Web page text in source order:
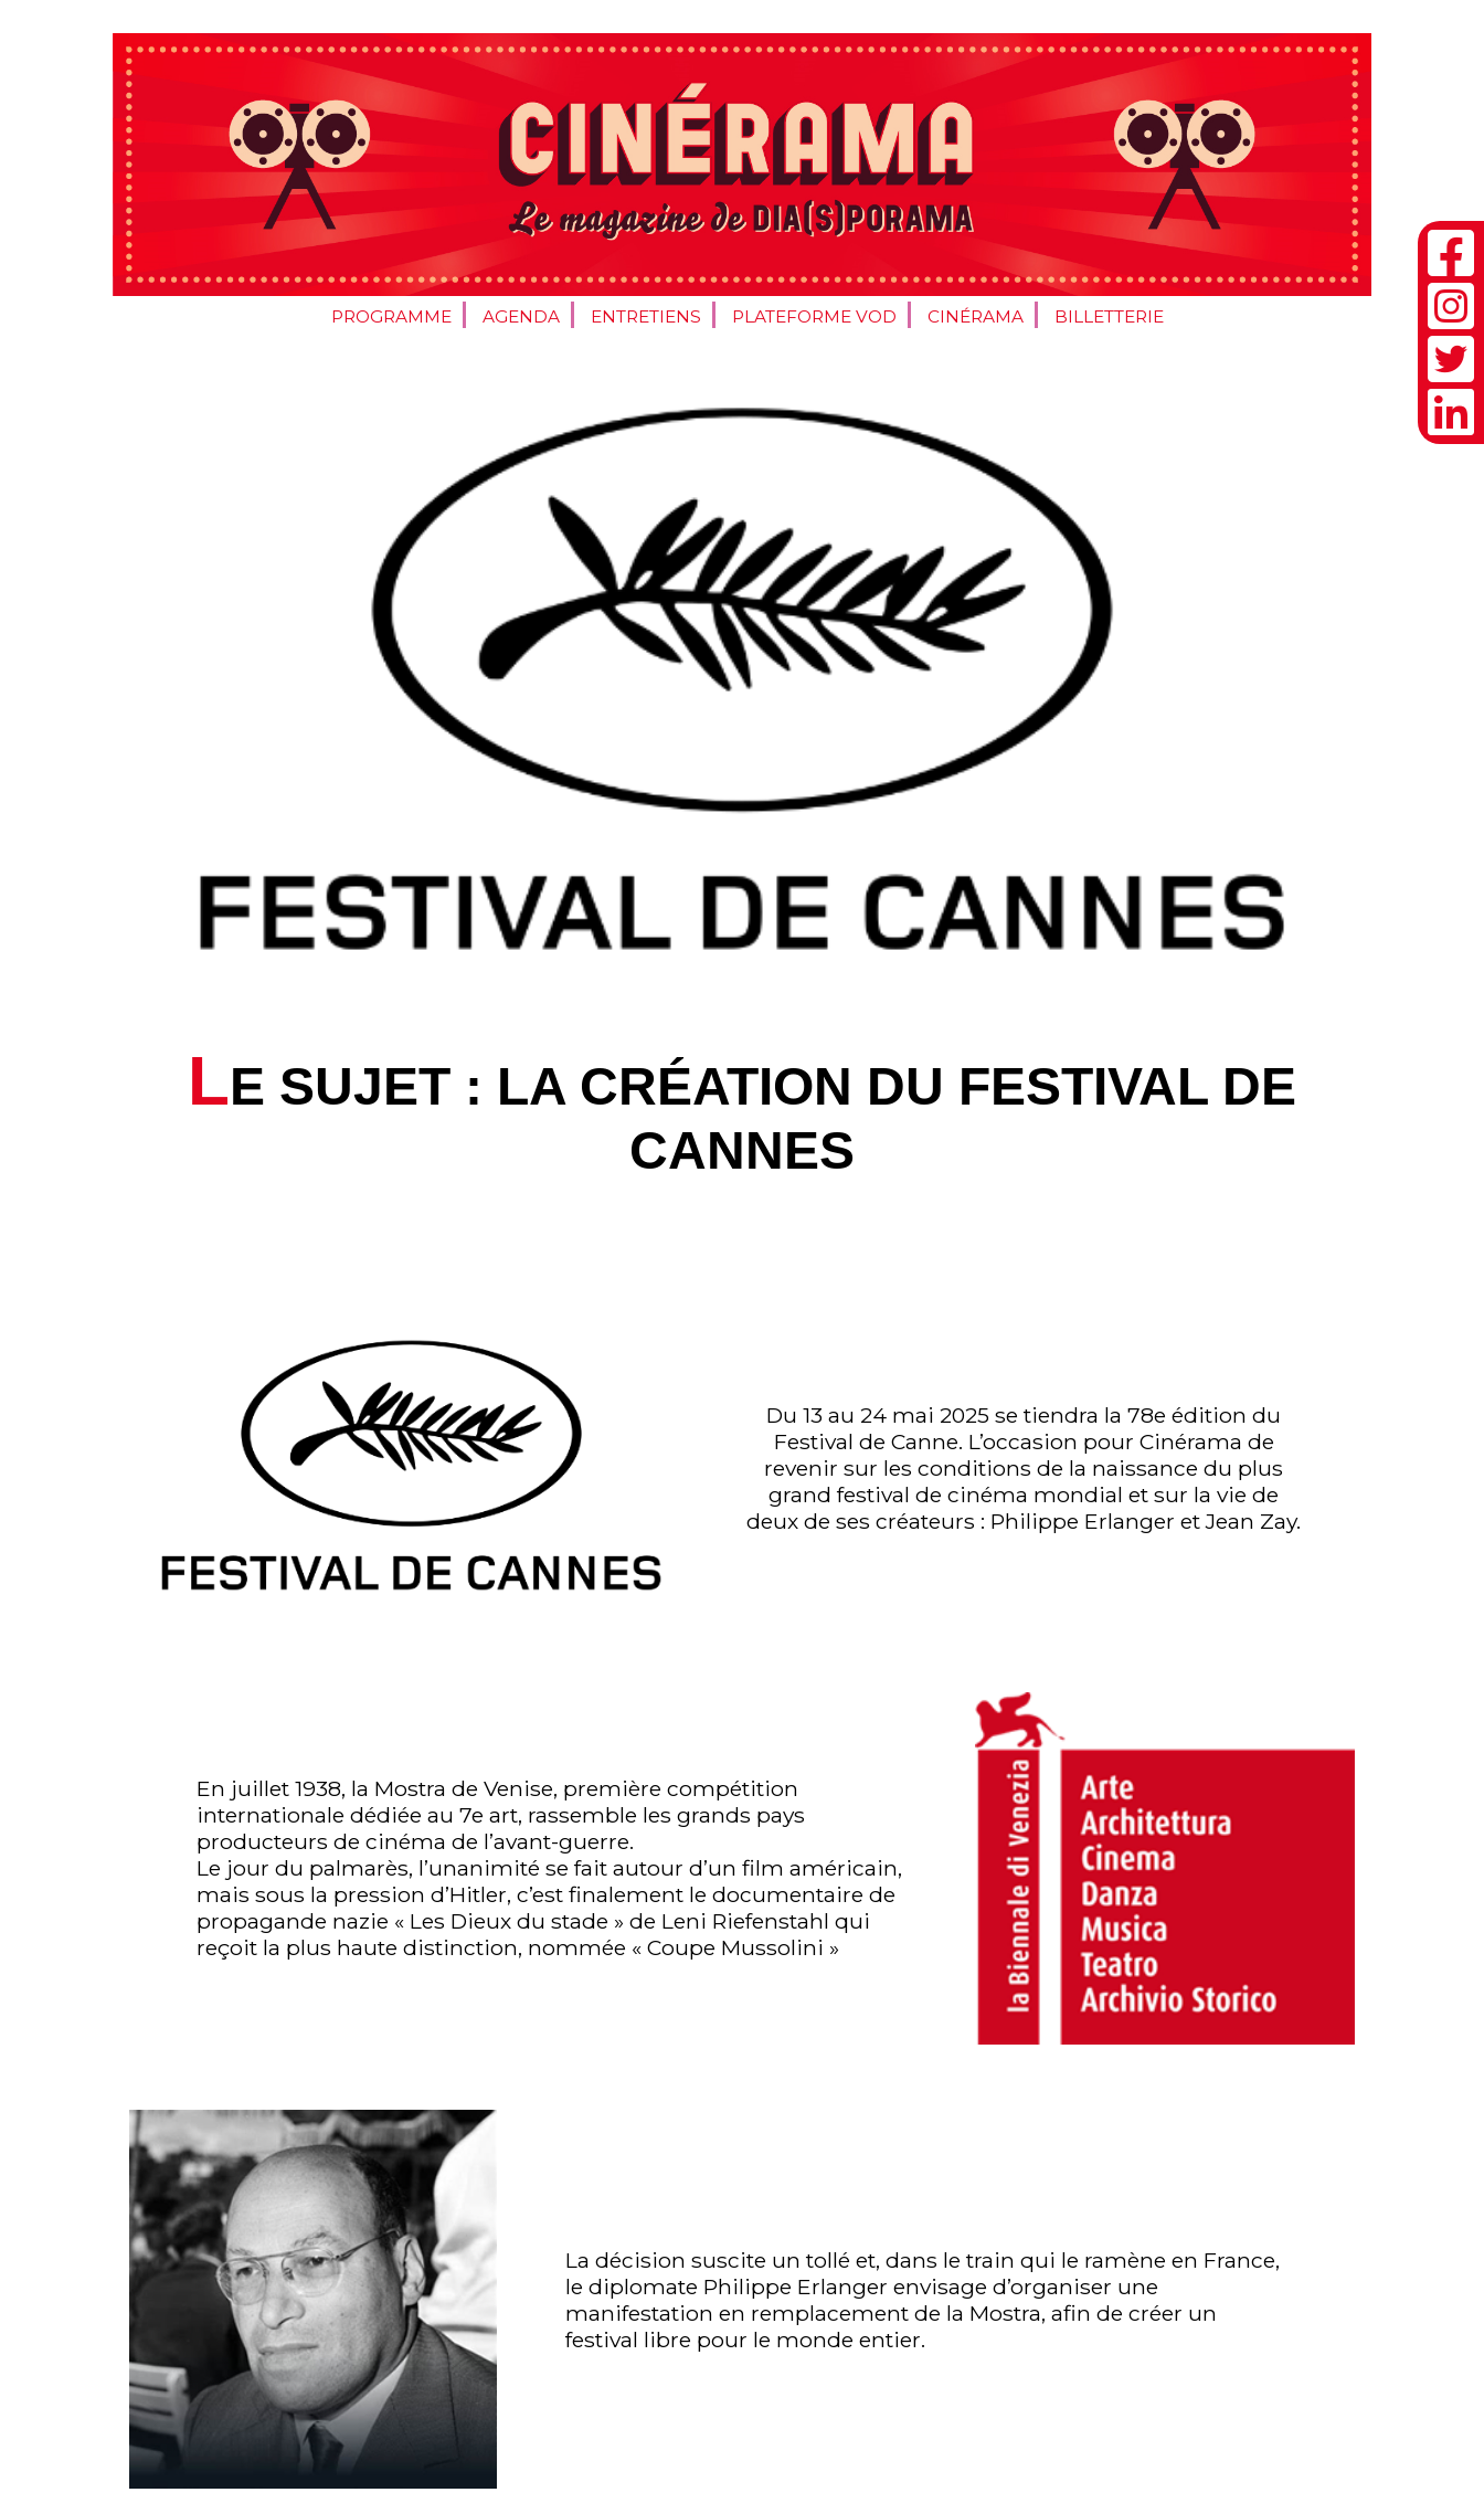
PROGRAMME AGENDA ENTRETIENS PLATEFORME VOD CINÉRAMA BILLETTERIE
LE SUJET : LA CRÉATION DU FESTIVAL DE
CANNES
Du 13 au 24 mai 2025 se tiendra la 78e édition du
Festival de Canne. L’occasion pour Cinérama de
revenir sur les conditions de la naissance du plus
grand festival de cinéma mondial et sur la vie de
deux de ses créateurs : Philippe Erlanger et Jean Zay.
En juillet 1938, la Mostra de Venise, première compétition
internationale dédiée au 7e art, rassemble les grands pays
producteurs de cinéma de l’avant-guerre.
Le jour du palmarès, l’unanimité se fait autour d’un film américain,
mais sous la pression d’Hitler, c’est finalement le documentaire de
propagande nazie « Les Dieux du stade » de Leni Riefenstahl qui
reçoit la plus haute distinction, nommée « Coupe Mussolini »
La décision suscite un tollé et, dans le train qui le ramène en France,
le diplomate Philippe Erlanger envisage d’organiser une
manifestation en remplacement de la Mostra, afin de créer un
festival libre pour le monde entier.